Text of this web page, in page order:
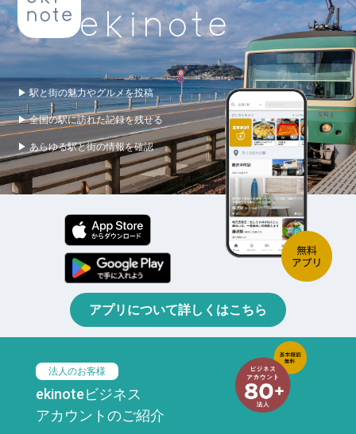
▶ 駅と街の魅力やグルメを投稿
▶ 全国の駅に訪れた記録を残せる
▶ あらゆる駅と街の情報を確認
アプリについて詳しくはこちら
法人のお客様
ekinoteビジネス
アカウントのご紹介